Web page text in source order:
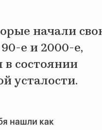
начали
е и 2000-е,
в состоянии
усталости.
нашли как